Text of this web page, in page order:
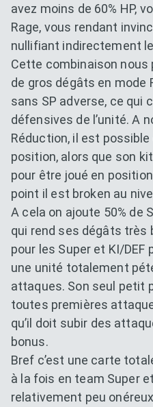
avez moins de 60% HP,
Rage, vous rendant
nullifiant indirectement
Cette combinaison
de gros dégâts en mode
sans SP adverse, ce qui
défensives de l’unité. A
Réduction, il est
position, alors que son
pour être joué en
point il est broken au
A cela on ajoute 50% de
qui rend ses dégâts très
pour les Super et KI/DEF
une unité totalement
attaques. Son seul petit
toutes premières
qu’il doit subir des
bonus.
Bref c’est une carte
à la fois en team Super
relativement peu